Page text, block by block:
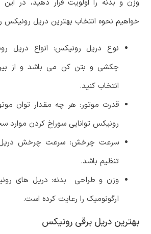
وزن و بدنه را اولویت قرار دهید، در
خواهیم نحوه انتخاب بهترین دریل رونیکس
نوع دریل رونیکس: انواع دریل
چکشی و بتن کن می باشد و از
انتخاب کنید.
قدرت موتور: هر چه مقدار توان
رونیکس توانایی سوراخ کردن موارد
سرعت چرخش: سرعت چرخش دریل
تنظیم باشد.
وزن و طراحی بدنه: دریل های
ارگونومیک را رعایت کرده است.
بهترین دریل برقی رونیکس